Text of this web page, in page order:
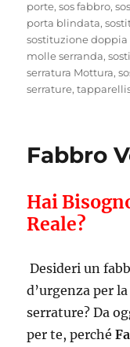
porte,sos fabbro,
porta blindata,
sostituzione
molle serranda,
serratura Mottura,
serrature,
Fabbro
Hai
Reale?
Desideri un
d’urgenza per
serrature? Da
per te, perché